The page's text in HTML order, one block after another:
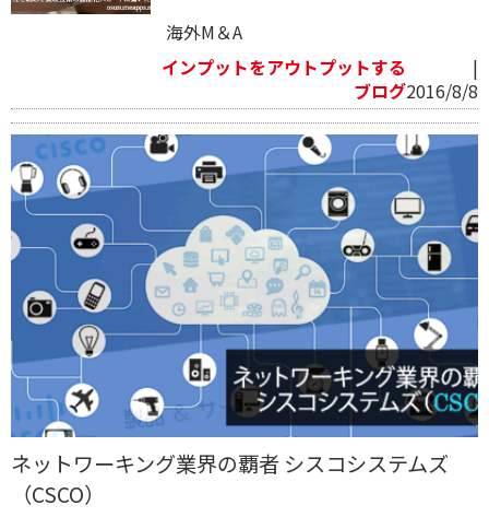
海外M＆A
インプットをアウトプットする
ブログ
|
2016/8/8
ネットワーキング業界の覇者 シスコシステムズ
（CSCO）